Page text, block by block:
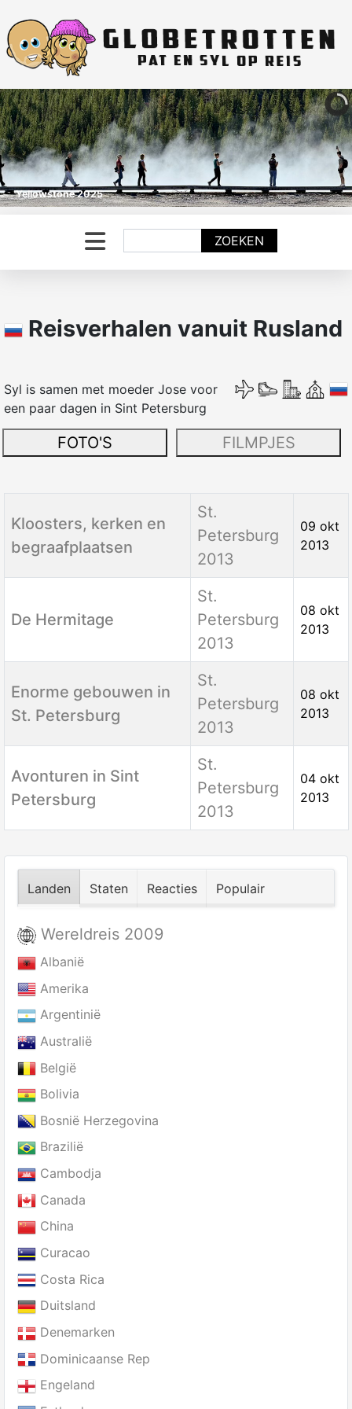
Yellowstone 2025
ZOEKEN
Reisverhalen vanuit Rusland
Syl is samen met moeder Jose voor
een paar dagen in Sint Petersburg
FOTO'S FILMPJES
Aanmaakdatum
Kloosters, kerken en
begraafplaatsen
St.
Petersburg
2013
09 okt
2013
De Hermitage
St.
Petersburg
2013
08 okt
2013
Enorme gebouwen in
St. Petersburg
St.
Petersburg
2013
08 okt
2013
Avonturen in Sint
Petersburg
St.
Petersburg
2013
04 okt
2013
Landen Staten Reacties Populair
Wereldreis 2009
Albanië
Amerika
Argentinië
Australië
België
Bolivia
Bosnië Herzegovina
Brazilië
Cambodja
Canada
China
Curacao
Costa Rica
Duitsland
Denemarken
Dominicaanse Rep
Engeland